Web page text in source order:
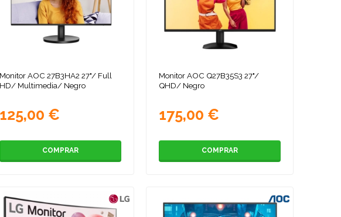
Monitor AOC 27B3HA2 27"/ Full
HD/ Multimedia/ Negro
125,00 €
COMPRAR
Monitor AOC Q27B35S3 27"/
QHD/ Negro
175,00 €
COMPRAR